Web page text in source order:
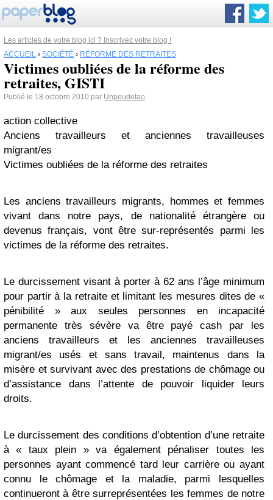
Les articles de votre blog ici ? Inscrivez votre blog !
ACCUEIL › SOCIÉTÉ › RÉFORME DES RETRAITES
Victimes oubliées de la réforme des
retraites, GISTI
Publié le 18 octobre 2010 par Unpeudetao
action collective
Anciens travailleurs et anciennes travailleuses
migrant/es
Victimes oubliées de la réforme des retraites
Les anciens travailleurs migrants, hommes et femmes
vivant dans notre pays, de nationalité étrangère ou
devenus français, vont être sur-représentés parmi les
victimes de la réforme des retraites.
Le durcissement visant à porter à 62 ans l’âge minimum
pour partir à la retraite et limitant les mesures dites de «
pénibilité » aux seules personnes en incapacité
permanente très sévère va être payé cash par les
anciens travailleurs et les anciennes travailleuses
migrant/es usés et sans travail, maintenus dans la
misère et survivant avec des prestations de chômage ou
d’assistance dans l’attente de pouvoir liquider leurs
droits.
Le durcissement des conditions d’obtention d’une retraite
à « taux plein » va également pénaliser toutes les
personnes ayant commencé tard leur carrière ou ayant
connu le chômage et la maladie, parmi lesquelles
continueront à être surreprésentées les femmes de notre